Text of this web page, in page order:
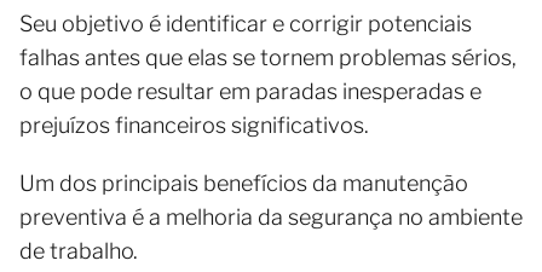
Seu objetivo é identificar e corrigir potenciais
falhas antes que elas se tornem problemas sérios,
o que pode resultar em paradas inesperadas e
prejuízos financeiros significativos.
Um dos principais benefícios da manutenção
preventiva é a melhoria da segurança no ambiente
de trabalho.